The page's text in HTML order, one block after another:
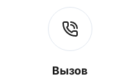
Вызов